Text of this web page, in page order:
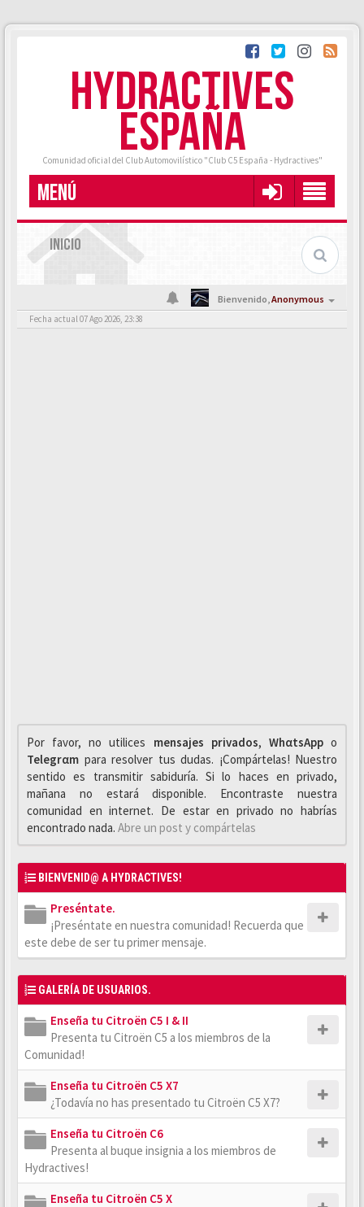
HYDRACTIVES
ESPAÑA
Comunidad oficial del Club Automovilístico "Club C5 España - Hydractives"
MENÚ
INICIO
Bienvenido,Anonymous
Fecha actual 07 Ago 2026, 23:38
Por favor, no utilices mensajes privados, WhαtsAppo
Telegrαm para resolver tus dudas. ¡Compártelas! Nuestro
sentido es transmitir sabiduría. Si lo haces en privado,
mañana no estará disponible. Encontraste nuestra
comunidad en internet. De estar en privado no habrías
encontrado nada. Abre un post y compártelas
BIENVENID@ A HYDRACTIVES!
Preséntate.
¡Preséntate en nuestra comunidad! Recuerda que
este debe de ser tu primer mensaje.
GALERÍA DE USUARIOS.
Enseña tu Citroën C5 I & II
Presenta tu Citroën C5 a los miembros de la
Comunidad!
Enseña tu Citroën C5 X7
¿Todavía no has presentado tu Citroën C5 X7?
Enseña tu Citroën C6
Presenta al buque insignia a los miembros de
Hydractives!
Enseña tu Citroën C5 X